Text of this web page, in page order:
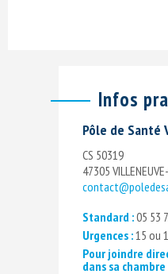
Infos
Pôle de Santé
CS 50319
47305
Standard :05 53
Urgences :15 ou
Pour joindre
dans sa chambre